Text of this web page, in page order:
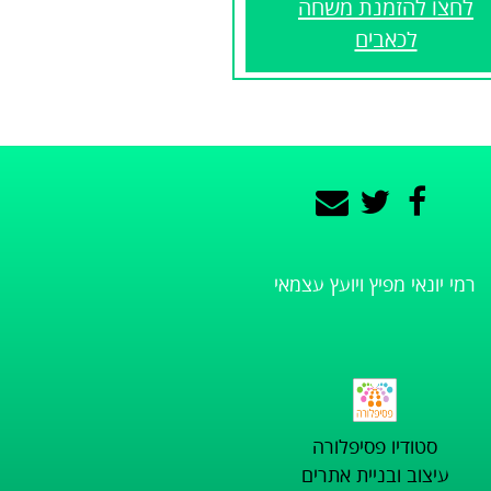
לחצו להזמנת משחה
לכאבים
רמי יונאי מפיץ ויועץ עצמאי
סטודיו פסיפלורה
עיצוב ובניית אתרים